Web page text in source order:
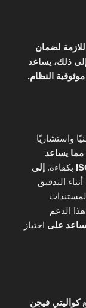
لضمان
إلى ذلك، يساعد
النظام.
واستشاريًا
مما يساعد
بكفاءة. إلى
التدقيق
الدعم
على اجتياز
كواليتي فيجن